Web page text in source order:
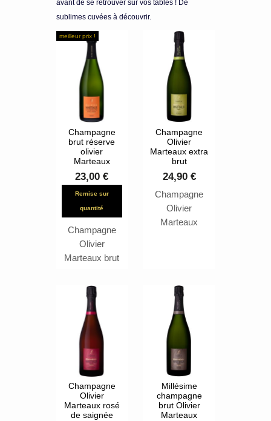
avant de se retrouver sur vos tables ! De
sublimes cuvées à découvrir.
meilleur prix !
Champagne
brut réserve
olivier
Marteaux
23,00 €
Remise sur
quantité
Champagne
Olivier
Marteaux brut
Composé des
trois principaux
cépages de la
Champagne, le
pinot meunier
le pinot noir le
chardonnay ce
qui lui confère
régularité et
style.
Champagne
Olivier
Marteaux extra
brut
24,90 €
Champagne
Olivier
Marteaux
Champagne
Olivier
Marteaux rosé
de saignée
Millésime
champagne
brut Olivier
Marteaux